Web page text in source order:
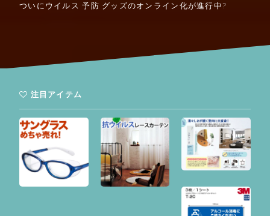
ついにウイルス 予防 グッズのオンライン化が進行中?
注目アイテム